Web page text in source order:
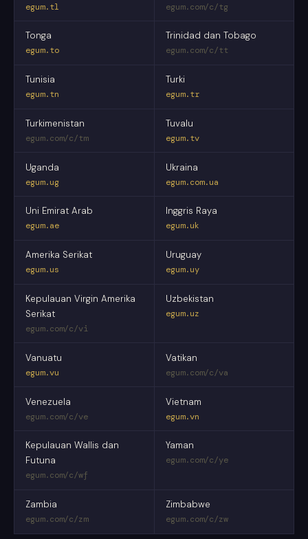
egum.tl egum.com/c/tg
Tonga
egum.to
Trinidad dan Tobago
egum.com/c/tt
Tunisia
egum.tn
Turki
egum.tr
Turkimenistan
egum.com/c/tm
Tuvalu
egum.tv
Uganda
egum.ug
Ukraina
egum.com.ua
Uni Emirat Arab
egum.ae
Inggris Raya
egum.uk
Amerika Serikat
egum.us
Uruguay
egum.uy
Kepulauan Virgin Amerika
Serikat
egum.com/c/vi
Uzbekistan
egum.uz
Vanuatu
egum.vu
Vatikan
egum.com/c/va
Venezuela
egum.com/c/ve
Vietnam
egum.vn
Kepulauan Wallis dan
Futuna
egum.com/c/wf
Yaman
egum.com/c/ye
Zambia
egum.com/c/zm
Zimbabwe
egum.com/c/zw